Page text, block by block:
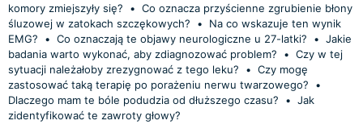
komory zmiejszyły się?
• Co oznacza przyścienne zgrubienie błony
śluzowej w zatokach szczękowych?
•
Na co wskazuje ten wynik
EMG?
• Co oznaczają te objawy neurologiczne u 27-latki? • Jakie
badania warto wykonać, aby zdiagnozować problem?
• Czy w tej
sytuacji należałoby zrezygnować z tego leku?
• Czy mogę
zastosować taką terapię po porażeniu nerwu twarzowego?
•
Dlaczego mam te bóle podudzia od dłuższego czasu?
• Jak
zidentyfikować te zawroty głowy?